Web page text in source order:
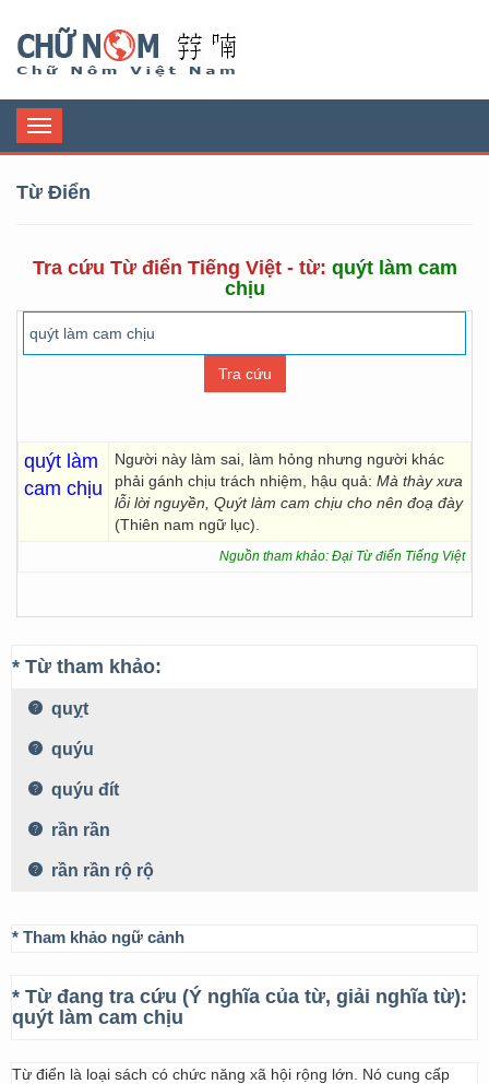
Toggle
navigation
Từ Điển
Tra cứu Từ điển Tiếng Việt - từ: quýt làm cam
chịu
quýt làm
cam chịu
Người này làm sai, làm hỏng nhưng người khác
phải gánh chịu trách nhiệm, hậu quả: Mà thày xưa
lỗi lời nguyền, Quýt làm cam chịu cho nên đoạ đày
(Thiên nam ngữ lục).
Nguồn tham khảo: Đại Từ điển Tiếng Việt
* Từ tham khảo:
quỵt
quýu
quýu đít
rần rần
rần rần rộ rộ
* Tham khảo ngữ cảnh
* Từ đang tra cứu (Ý nghĩa của từ, giải nghĩa từ):
quýt làm cam chịu
Từ điển là loại sách có chức năng xã hội rộng lớn. Nó cung cấp